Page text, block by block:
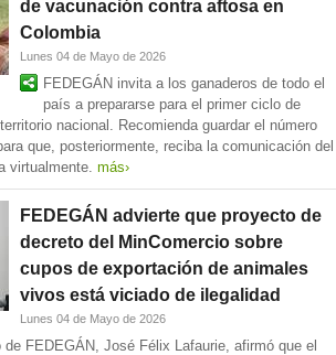
de vacunación contra aftosa en
Colombia
Lunes 04 de Mayo de 2026
FEDEGÁN invita a los ganaderos de todo el
país a prepararse para el primer ciclo de
nacional. Recomienda guardar el número
que, posteriormente, reciba la comunicación del
virtualmente. más›
FEDEGÁN advierte que proyecto de
decreto del MinComercio sobre
cupos de exportación de animales
vivos está viciado de ilegalidad
Lunes 04 de Mayo de 2026
FEDEGÁN, José Félix Lafaurie, afirmó que el